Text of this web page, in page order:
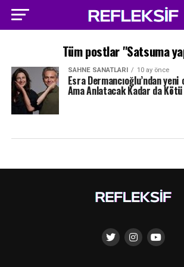
Tüm postlar "Satsuma
SAHNE SANATLARI 10 ay önce
Esra Dermancıoğlu’ndan
Ama Anlatacak Kadar da